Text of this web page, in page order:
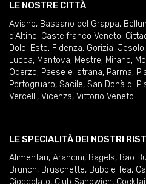
LE NOSTRE CITTÀ
Aviano, Bassano del Grappa,
d'Altino, Castelfranco Veneto,
Dolo, Este, Fidenza, Gorizia, Jesolo,
Lucca, Mantova, Mestre, Mirano,
Oderzo, Paese e Istrana, Parma,
Portogruaro, Sacile, San Donà di
Vercelli, Vicenza, Vittorio Veneto
LE SPECIALITÀ DEI NOSTRI
Alimentari, Arancini, Bagels, Bao
Brunch, Bruschette, Bubble Tea,
Cioccolato, Club Sandwich, Cocktail